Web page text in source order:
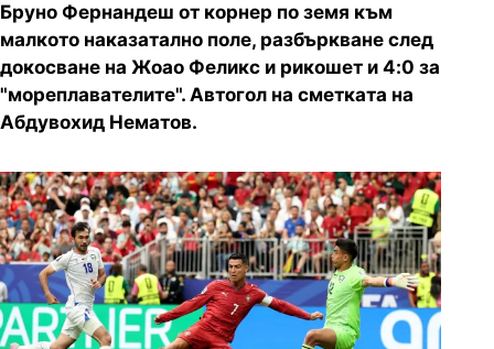
Бруно Фернандеш от корнер по земя към
малкото наказатално поле, разбъркване след
докосване на Жоао Феликс и рикошет и 4:0 за
"мореплавателите". Автогол на сметката на
Абдувохид Нематов.